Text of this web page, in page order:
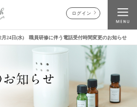
ログイン
月24日(水) 職員研修に伴う電話受付時間変更のお知らせ